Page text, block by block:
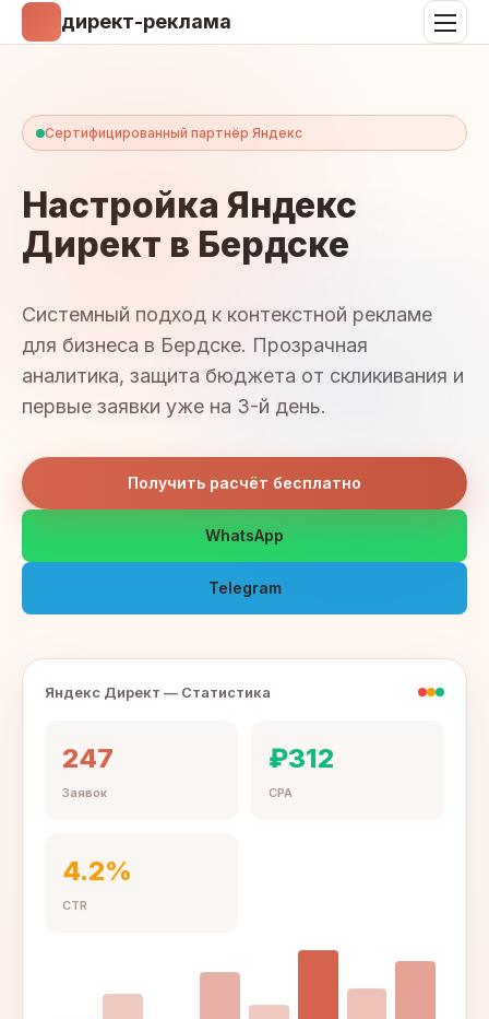
директ-реклама
Сертифицированный партнёр Яндекс
Настройка Яндекс
Директ в Бердске
Системный подход к контекстной рекламе
для бизнеса в Бердске. Прозрачная
аналитика, защита бюджета от скликивания и
первые заявки уже на 3-й день.
Получить расчёт бесплатно
WhatsApp
Telegram
Яндекс Директ — Статистика
247
Заявок
₽312
CPA
4.2%
CTR